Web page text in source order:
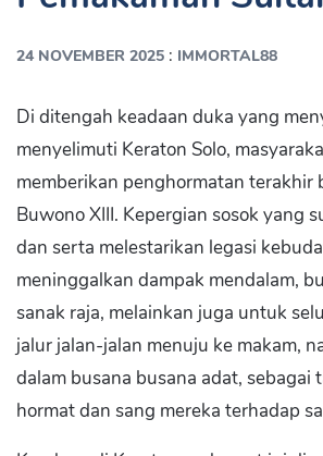
24 NOVEMBER 2025 : IMMORTAL88
Di ditengah keadaan duka yang
menyelimuti Keraton Solo,
memberikan penghormatan terakhir
Buwono XIII. Kepergian sosok yang
dan serta melestarikan legasi
meninggalkan dampak mendalam,
sanak raja, melainkan juga untuk
jalur jalan-jalan menuju ke makam,
dalam busana busana adat, sebagai
hormat dan sang mereka terhadap